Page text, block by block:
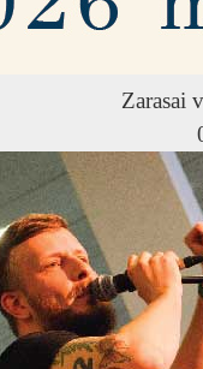
Zarasai